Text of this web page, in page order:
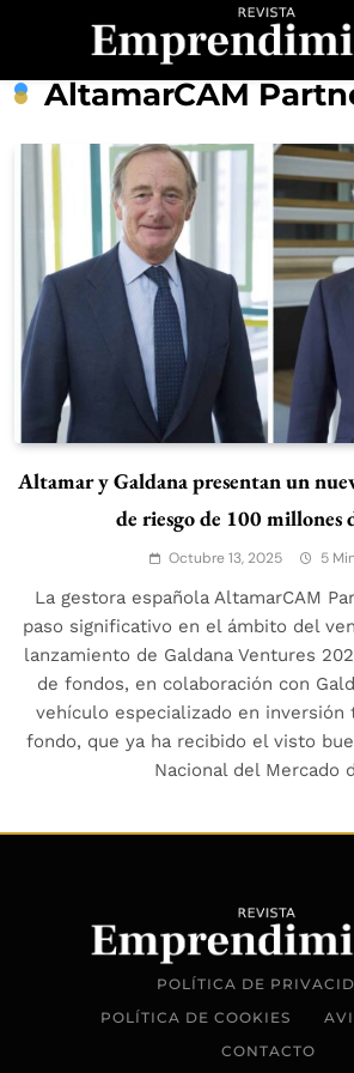
AltamarCAM
Altamar y Galdana presentan un
de riesgo de 100 millones
Octubre 13, 2025 5
La gestora española AltamarCAM
paso significativo en el ámbito del
lanzamiento de Galdana Ventures
de fondos, en colaboración con
vehículo especializado en inversión
fondo, que ya ha recibido el visto
Nacional del Mercado
POLÍTICA DE
POLÍTICA DE COOKIES
CONTACTO